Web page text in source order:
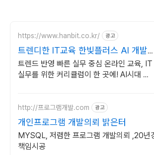
https://www.hanbit.co.kr/ 광고
트렌디한 IT교육 한빛플러스 AI 개발
자 필수 코스
트렌드 반영 빠른 실무 중심 온라인 교육, IT
실무를 위한 커리큘럼이 한 곳에! AI시대 개
http://프로그램개발.com 광고
개인프로그램 개발의뢰 밝은터
MYSQL, 저렴한 프로그램 개발의뢰 ,20년
책임시공